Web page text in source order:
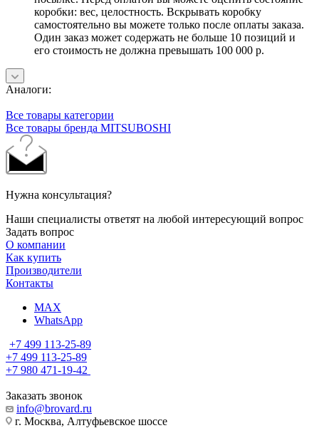
коробки: вес, целостность. Вскрывать коробку
самостоятельно вы можете только после оплаты заказа.
Один заказ может содержать не больше 10 позиций и
его стоимость не должна превышать 100 000 р.
Аналоги:
Все товары категории
Все товары бренда MITSUBOSHI
Нужна консультация?
Наши специалисты ответят на любой интересующий вопрос
Задать вопрос
О компании
Как купить
Производители
Контакты
MAX
WhatsApp
+7 499 113-25-89
+7 499 113-25-89
+7 980 471-19-42
Заказать звонок
info@brovard.ru
г. Москва, Алтуфьевское шоссе